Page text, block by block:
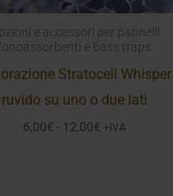
Stratocell Whisper
ruvido su uno o due lati
6,00€ - 12,00€Fascia
+IVA